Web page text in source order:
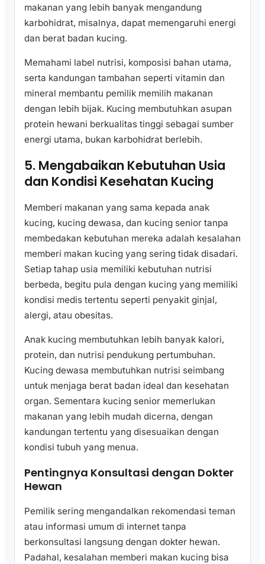
makanan yang lebih banyak mengandung
karbohidrat, misalnya, dapat memengaruhi energi
dan berat badan kucing.
Memahami label nutrisi, komposisi bahan utama,
serta kandungan tambahan seperti vitamin dan
mineral membantu pemilik memilih makanan
dengan lebih bijak. Kucing membutuhkan asupan
protein hewani berkualitas tinggi sebagai sumber
energi utama, bukan karbohidrat berlebih.
5. Mengabaikan Kebutuhan Usia
dan Kondisi Kesehatan Kucing
Memberi makanan yang sama kepada anak
kucing, kucing dewasa, dan kucing senior tanpa
membedakan kebutuhan mereka adalah kesalahan
memberi makan kucing yang sering tidak disadari.
Setiap tahap usia memiliki kebutuhan nutrisi
berbeda, begitu pula dengan kucing yang memiliki
kondisi medis tertentu seperti penyakit ginjal,
alergi, atau obesitas.
Anak kucing membutuhkan lebih banyak kalori,
protein, dan nutrisi pendukung pertumbuhan.
Kucing dewasa membutuhkan nutrisi seimbang
untuk menjaga berat badan ideal dan kesehatan
organ. Sementara kucing senior memerlukan
makanan yang lebih mudah dicerna, dengan
kandungan tertentu yang disesuaikan dengan
kondisi tubuh yang menua.
Pentingnya Konsultasi dengan Dokter
Hewan
Pemilik sering mengandalkan rekomendasi teman
atau informasi umum di internet tanpa
berkonsultasi langsung dengan dokter hewan.
Padahal, kesalahan memberi makan kucing bisa